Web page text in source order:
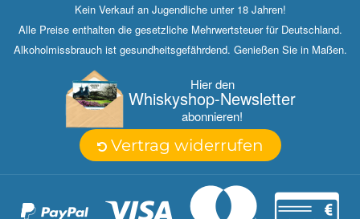
Kein Verkauf an Jugendliche unter 18 Jahren!
Alle Preise enthalten die gesetzliche Mehrwertsteuer für Deutschland.
Alkoholmissbrauch ist gesundheitsgefährdend. Genießen Sie in Maßen.
Hier den
Whisky­shop-Newsletter
abonnieren!
Vertrag widerrufen